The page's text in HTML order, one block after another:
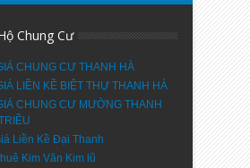
Chung Cư
CHUNG CƯ THANH HÀ
LIỀN KỀ BIỆT THỰ THANH HÀ
CHUNG CƯ MƯỜNG THANH
Liền Kề Đại Thanh
Kim Văn Kim lũ